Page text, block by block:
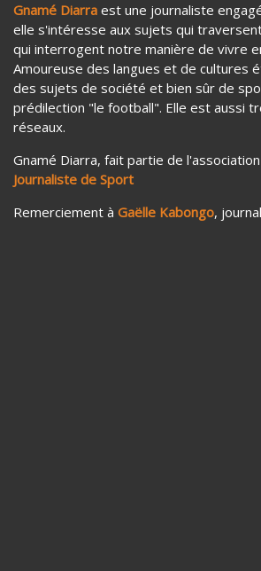
Gnamé Diarra est une journaliste
elle s'intéresse aux sujets qui
qui interrogent notre manière de vivre
Amoureuse des langues et de cultures
des sujets de société et bien sûr de
prédilection "le football". Elle est aussi
réseaux.
Gnamé Diarra, fait partie de l'association
Journaliste de Sport
Remerciement à Gaëlle Kabongo,